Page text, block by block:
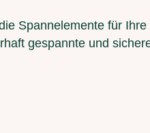
Spannelemente für Ihre
gespannte und